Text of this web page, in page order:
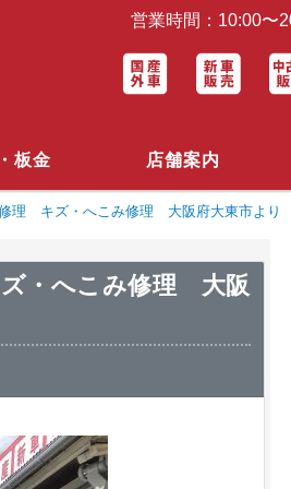
営業時間：10:00〜
板金 店舗案内
理 キズ・へこみ修理 大阪府大東市より
・へこみ修理 大阪